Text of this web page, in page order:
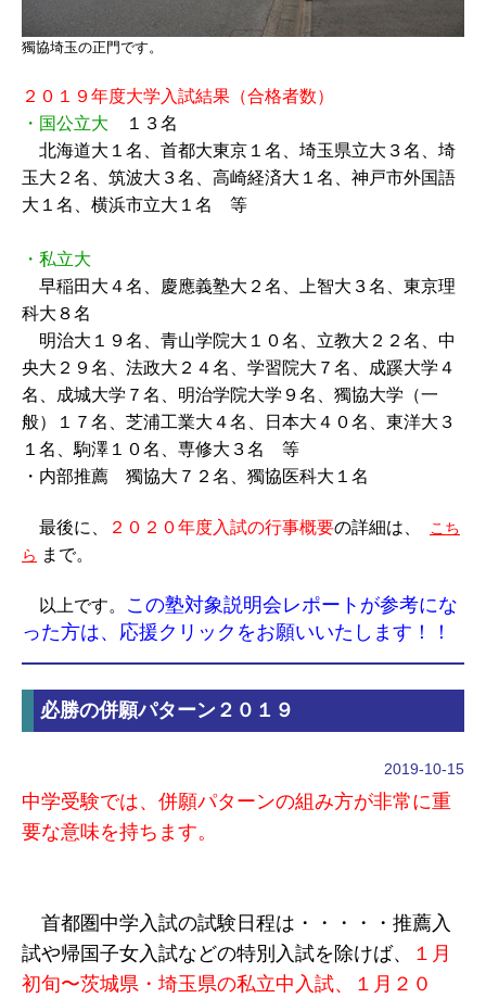
獨協埼玉の正門です。
２０１９年度大学入試結果（合格者数）
・国公立大 １３名
北海道大１名、首都大東京１名、埼玉県立大３名、埼
玉大２名、筑波大３名、高崎経済大１名、神戸市外国語
大１名、横浜市立大１名 等
・私立大
早稲田大４名、慶應義塾大２名、上智大３名、東京理
科大８名
明治大１９名、青山学院大１０名、立教大２２名、中
央大２９名、法政大２４名、学習院大７名、成蹊大学４
名、成城大学７名、明治学院大学９名、獨協大学（一
般）１７名、芝浦工業大４名、日本大４０名、東洋大３
１名、駒澤１０名、専修大３名 等
・内部推薦 獨協大７２名、獨協医科大１名
最後に、 ２０２０年度入試の行事概要の詳細は、
こち
ら まで。
以上です。
この塾対象説明会レポートが参考にな
った方は、応援クリックをお願いいたします！！
必勝の併願パターン２０１９
2019-10-15
中学受験では、併願パターンの組み方が非常に重
要な意味を持ちます。
首都圏中学入試の試験日程は・・・・・推薦入
試や帰国子女入試などの特別入試を除けば、
１月
初旬〜茨城県・埼玉県の私立中入試、１月２０